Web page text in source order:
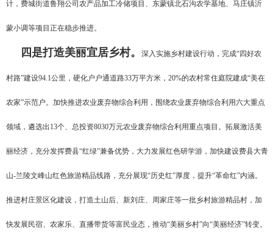
计，费城街道鲁翔公司农产品加工冷储项目、东蒙镇北石沟农学基地、马庄镇沂
蒙小调等项目正在稳步推进。
四是打造美丽宜居乡村。 深入实施乡村建设行动，完成“四好农
村路”建设94.1公里，硬化户户通道路33万平方米，20%的农村常住庭院建成“美在
农家”示范户。加快推进农业废弃物综合利用，围绕农业废弃物综合利用六大重点
领域，遴选出13个、总投资8030万元农业废弃物综合利用重点项目。拓展激活美
丽经济，充分发挥费县“红绿”兼备优势，大力发展红色研学游，加快建设费县大青
山-兰陵文峰山红色旅游精品线路，充分展现“历史红”厚度，提升“革命红”内涵。
推进村庄景区化建设，打造土山后、新刘庄、周家庄等一批乡村旅游精品村，加
快发展民宿、农家乐、直播带货等富民业态，推动“美丽乡村”向“美丽经济”转变。